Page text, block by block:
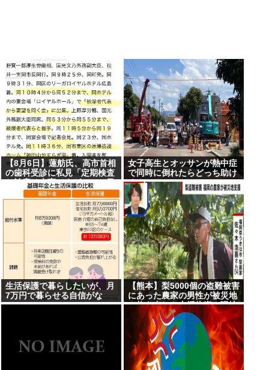
【8月6日】蓮舫氏、高市首相
の歯科受診に私見「定期検査
と治療は大事ですが…この日
を避けて行くべきお立場で
は」
女子高生とオッサンが熱中症
で同時に倒れたらどっち助け
る？
生活保護で暮らしたいが、月
7万円で暮らせる自信がな
い…
【熊本】梨5000個の盗難被害
にあった農家の男性が被災地
で炊き出しや支援物資、現地
で目にした”助け合いの輪”